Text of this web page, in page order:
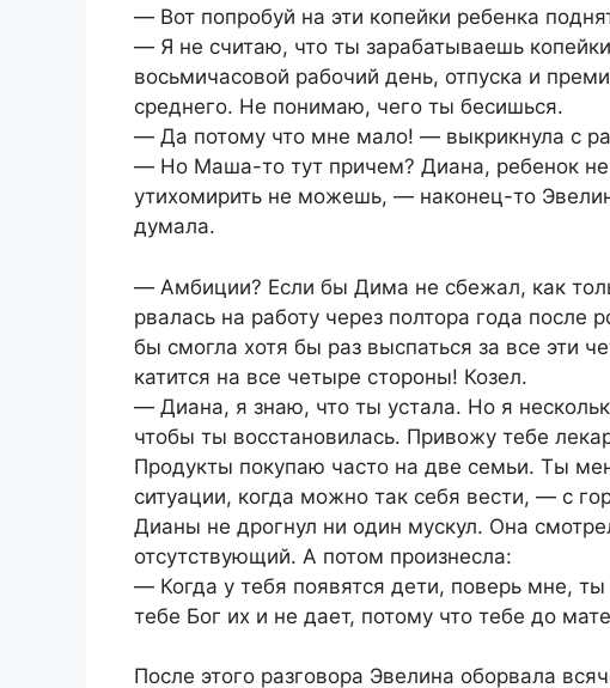
― Вот попробуй на эти копейки ребенка
― Я не считаю, что ты зарабатываешь
восьмичасовой рабочий день, отпуска и
среднего. Не понимаю, чего ты бесишься.
― Да потому что мне мало! ― выкрикнула с
― Но Маша-то тут причем? Диана, ребенок не
утихомирить не можешь, ― наконец-то
думала.
― Амбиции? Если бы Дима не сбежал, как
рвалась на работу через полтора года
бы смогла хотя бы раз выспаться за все эти
катится на все четыре стороны! Козел.
― Диана, я знаю, что ты устала. Но я
чтобы ты восстановилась. Привожу тебе
Продукты покупаю часто на две семьи. Ты
ситуации, когда можно так себя вести, ― с
Дианы не дрогнул ни один мускул. Она
отсутствующий. А потом произнесла:
― Когда у тебя появятся дети, поверь мне,
тебе Бог их и не дает, потому что тебе до
После этого разговора Эвелина оборвала